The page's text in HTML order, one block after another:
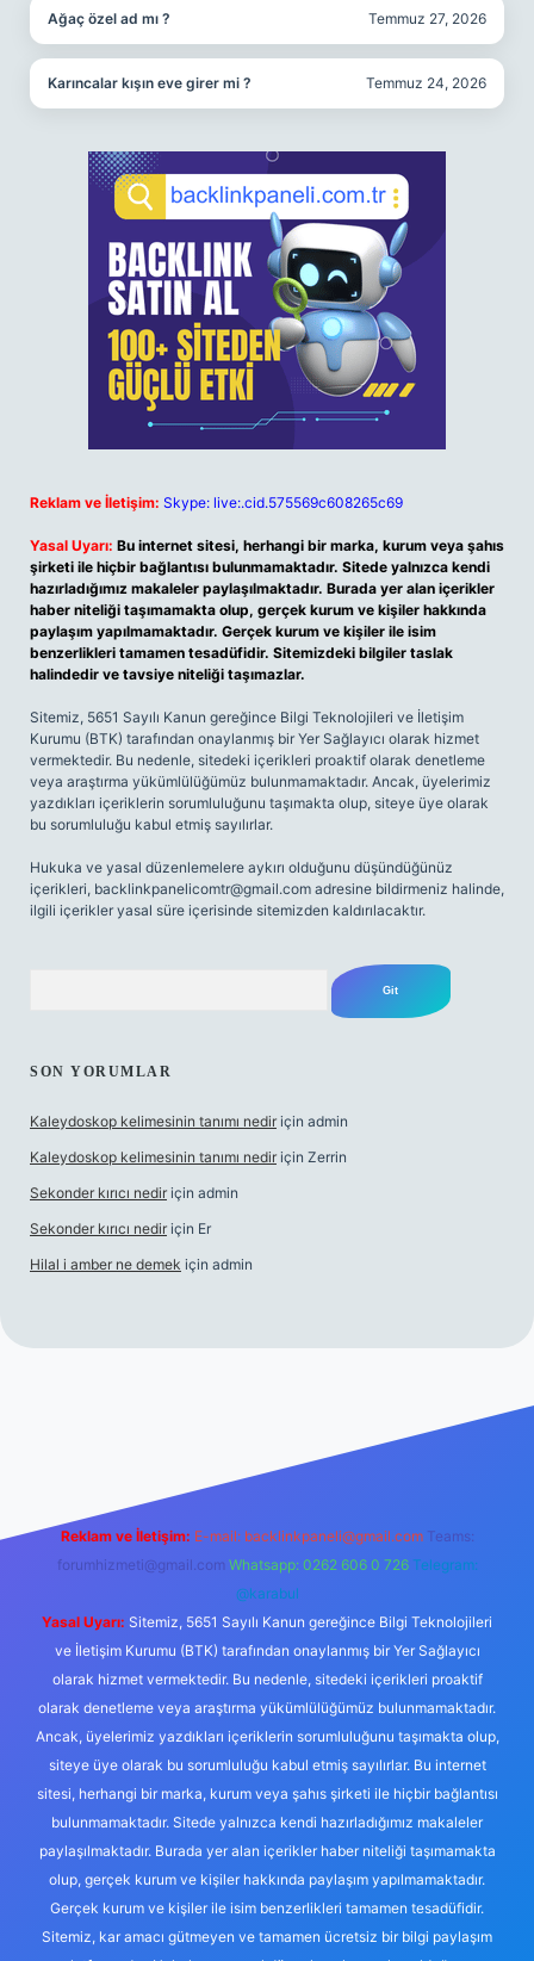
Ağaç özel ad mı ? Temmuz 27, 2026
Karıncalar kışın eve girer mi ? Temmuz 24, 2026
Reklam ve İletişim: Skype: live:.cid.575569c608265c69
Yasal Uyarı: Bu internet sitesi, herhangi bir marka, kurum veya şahıs
şirketi ile hiçbir bağlantısı bulunmamaktadır. Sitede yalnızca kendi
hazırladığımız makaleler paylaşılmaktadır. Burada yer alan içerikler
haber niteliği taşımamakta olup, gerçek kurum ve kişiler hakkında
paylaşım yapılmamaktadır. Gerçek kurum ve kişiler ile isim
benzerlikleri tamamen tesadüfidir. Sitemizdeki bilgiler taslak
halindedir ve tavsiye niteliği taşımazlar.
Sitemiz, 5651 Sayılı Kanun gereğince Bilgi Teknolojileri ve İletişim
Kurumu (BTK) tarafından onaylanmış bir Yer Sağlayıcı olarak hizmet
vermektedir. Bu nedenle, sitedeki içerikleri proaktif olarak denetleme
veya araştırma yükümlülüğümüz bulunmamaktadır. Ancak, üyelerimiz
yazdıkları içeriklerin sorumluluğunu taşımakta olup, siteye üye olarak
bu sorumluluğu kabul etmiş sayılırlar.
Hukuka ve yasal düzenlemelere aykırı olduğunu düşündüğünüz
içerikleri, backlinkpanelicomtr@gmail.com adresine bildirmeniz halinde,
ilgili içerikler yasal süre içerisinde sitemizden kaldırılacaktır.
SON YORUMLAR
Kaleydoskop kelimesinin tanımı nedir için admin
Kaleydoskop kelimesinin tanımı nedir için Zerrin
Sekonder kırıcı nedir için admin
Sekonder kırıcı nedir için Er
Hilal i amber ne demek için admin
Reklam ve İletişim: E-mail: backlinkpaneli@gmail.com Teams:
forumhizmeti@gmail.com Whatsapp: 0262 606 0 726 Telegram:
@karabul
Yasal Uyarı: Sitemiz, 5651 Sayılı Kanun gereğince Bilgi Teknolojileri
ve İletişim Kurumu (BTK) tarafından onaylanmış bir Yer Sağlayıcı
olarak hizmet vermektedir. Bu nedenle, sitedeki içerikleri proaktif
olarak denetleme veya araştırma yükümlülüğümüz bulunmamaktadır.
Ancak, üyelerimiz yazdıkları içeriklerin sorumluluğunu taşımakta olup,
siteye üye olarak bu sorumluluğu kabul etmiş sayılırlar. Bu internet
sitesi, herhangi bir marka, kurum veya şahıs şirketi ile hiçbir bağlantısı
bulunmamaktadır. Sitede yalnızca kendi hazırladığımız makaleler
paylaşılmaktadır. Burada yer alan içerikler haber niteliği taşımamakta
olup, gerçek kurum ve kişiler hakkında paylaşım yapılmamaktadır.
Gerçek kurum ve kişiler ile isim benzerlikleri tamamen tesadüfidir.
Sitemiz, kar amacı gütmeyen ve tamamen ücretsiz bir bilgi paylaşım